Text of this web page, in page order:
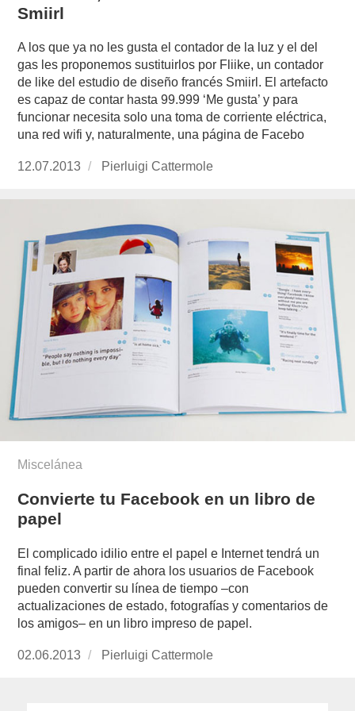
Smiirl
A los que ya no les gusta el contador de la luz y el del
gas les proponemos sustituirlos por Fliike, un contador
de like del estudio de diseño francés Smiirl. El artefacto
es capaz de contar hasta 99.999 ‘Me gusta’ y para
funcionar necesita solo una toma de corriente eléctrica,
una red wifi y, naturalmente, una página de Facebo
Publicado
12.07.2013
https://www.experimenta.es/author/pierluigi-
Pierluigi Cattermole
Miscelánea
Convierte tu Facebook en un libro de
papel
El complicado idilio entre el papel e Internet tendrá un
final feliz. A partir de ahora los usuarios de Facebook
pueden convertir su línea de tiempo –con
actualizaciones de estado, fotografías y comentarios de
los amigos– en un libro impreso de papel.
Publicado
02.06.2013
https://www.experimenta.es/author/pierluigi-
Pierluigi Cattermole